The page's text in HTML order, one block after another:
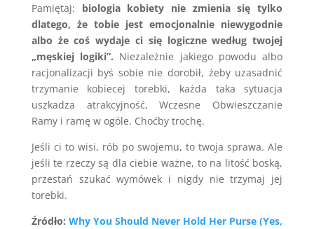
Pamiętaj: biologia kobiety nie zmienia się tylko
dlatego, że tobie jest emocjonalnie niewygodnie
albo że coś wydaje ci się logiczne według twojej
„męskiej logiki”. Niezależnie jakiego powodu albo
racjonalizacji byś sobie nie dorobił, żeby uzasadnić
trzymanie kobiecej torebki, każda taka sytuacja
uszkadza atrakcyjność, Wczesne Obwieszczanie
Ramy i ramę w ogóle. Choćby trochę.
Jeśli ci to wisi, rób po swojemu, to twoja sprawa. Ale
jeśli te rzeczy są dla ciebie ważne, to na litość boską,
przestań szukać wymówek i nigdy nie trzymaj jej
torebki.
Źródło: Why You Should Never Hold Her Purse (Yes,